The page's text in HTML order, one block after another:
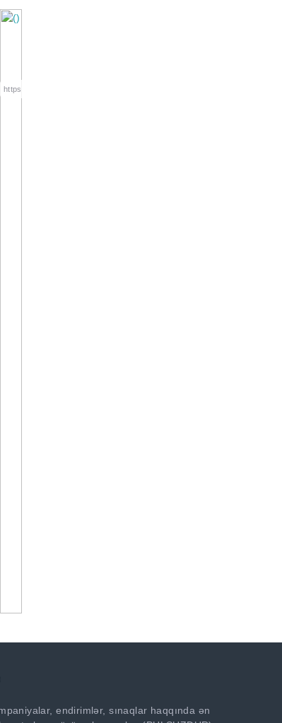
https://wa.me/994552244433
endirimlər, sınaqlar haqqında ən